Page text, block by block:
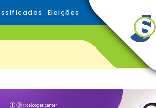
Eleições